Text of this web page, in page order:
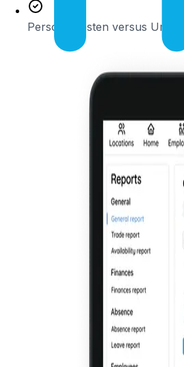
Personalkosten versus Umsatz